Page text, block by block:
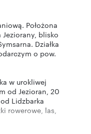
Położona
blisko
Działka
o pow.
w urokliwej
od Jezioran, 20
Lidzbarka
rowerowe, las,